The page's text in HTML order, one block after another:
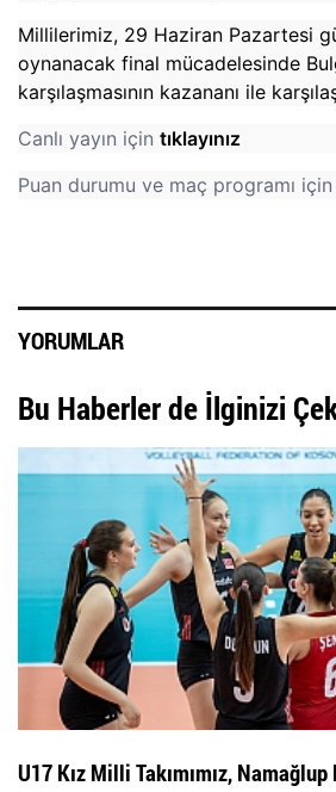
Millilerimiz, 29 Haziran Pazartesi
oynanacak final mücadelesinde
karşılaşmasının kazananı ile
Canlı yayın için tıklayınız
Puan durumu ve maç programı için
YORUMLAR
Bu Haberler de İlginizi
U17 Kız Milli Takımımız,